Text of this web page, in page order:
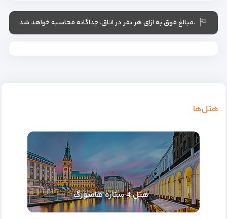
.مبالغ فوق به ازای هر نفر در اتاق، جداگانه محاسبه خواهد شد
هتل‌ها
هتل 4 ستاره هامبورگ